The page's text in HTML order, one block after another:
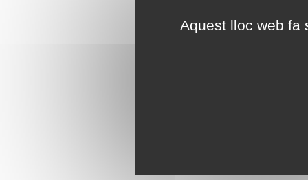
Aquest lloc web fa